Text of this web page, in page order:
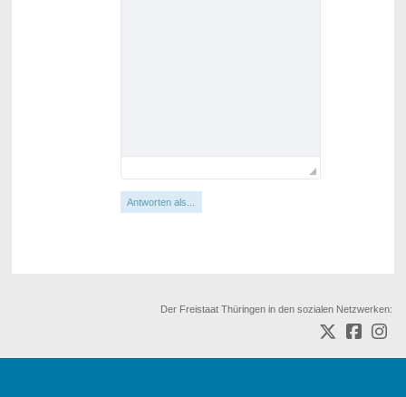
Antworten als...
Der Freistaat Thüringen in den sozialen Netzwerken: